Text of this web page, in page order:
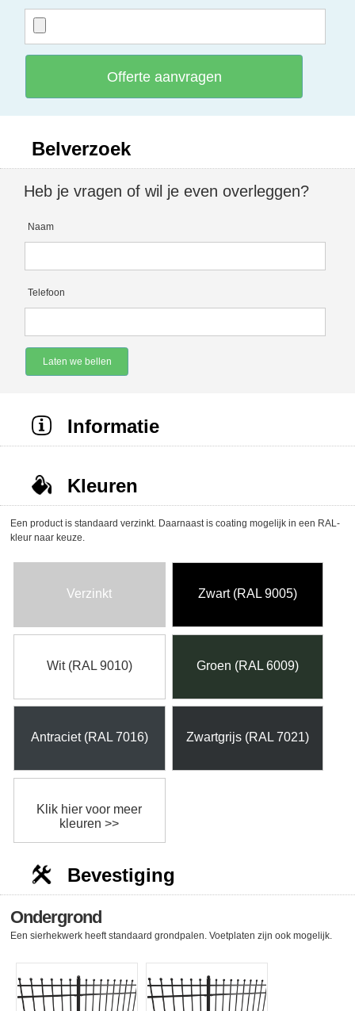
Offerte aanvragen
Belverzoek
Heb je vragen of wil je even overleggen?
Naam
Telefoon
Laten we bellen
Informatie
Kleuren
Een product is standaard verzinkt. Daarnaast is coating mogelijk in een RAL-
kleur naar keuze.
Verzinkt Zwart (RAL 9005)
Wit (RAL 9010) Groen (RAL 6009)
Antraciet (RAL 7016) Zwartgrijs (RAL 7021)
Klik hier voor meer
kleuren >>
Bevestiging
Ondergrond
Een sierhekwerk heeft standaard grondpalen. Voetplaten zijn ook mogelijk.